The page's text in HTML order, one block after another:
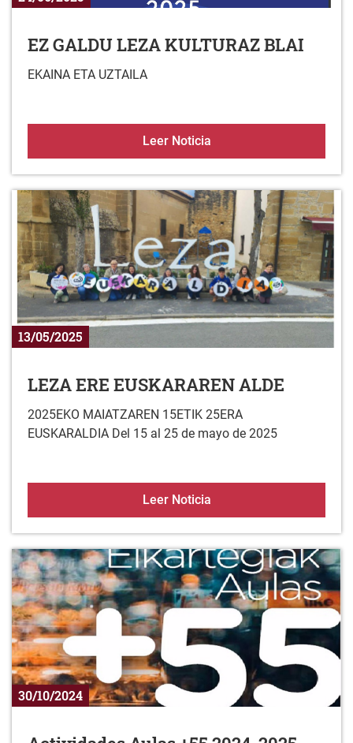
EZ GALDU LEZA KULTURAZ BLAI
EKAINA ETA UZTAILA
Leer NoticiaEZ GALDU LEZA
13/05/2025
LEZA ERE EUSKARAREN ALDE
2025EKO MAIATZAREN 15ETIK 25ERA
EUSKARALDIA Del 15 al 25 de mayo de 2025
Leer NoticiaLEZA ERE EUSKARAREN
30/10/2024